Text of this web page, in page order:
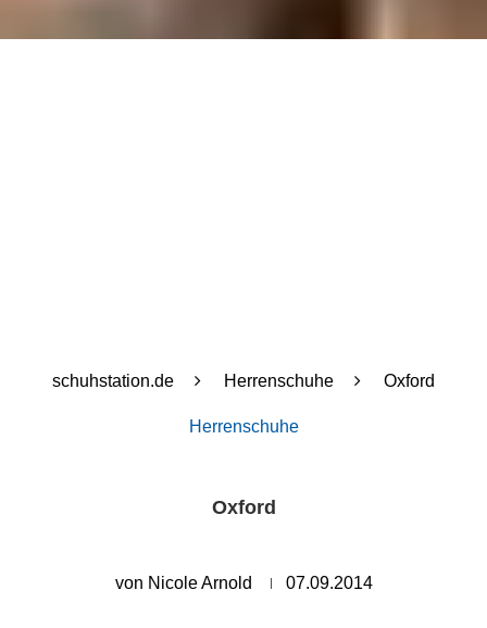
schuhstation.de Herrenschuhe Oxford
Herrenschuhe
Oxford
von Nicole Arnold 07.09.2014